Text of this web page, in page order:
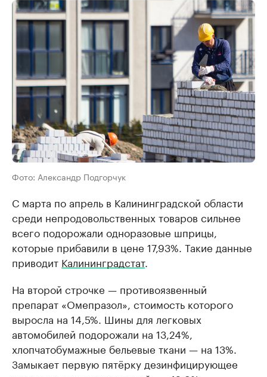
Фото: Александр Подгорчук
С марта по апрель в Калининградской области
среди непродовольственных товаров сильнее
всего подорожали одноразовые шприцы,
которые прибавили в цене 17,93%. Такие данные
приводит Калининградстат.
На второй строчке — противоязвенный
препарат «Омепразол», стоимость которого
выросла на 14,5%. Шины для легковых
автомобилей подорожали на 13,24%,
хлопчатобумажные бельевые ткани — на 13%.
Замыкает первую пятёрку дезинфицирующее